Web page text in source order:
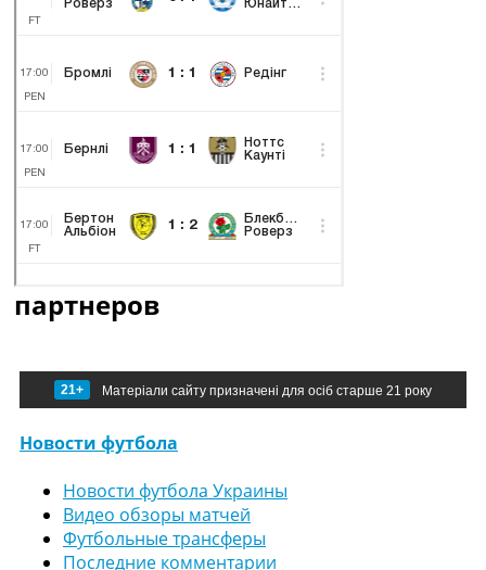
партнеров
21+ Матеріали сайту призначені для осіб старше 21 року
Новости футбола
Новости футбола Украины
Видео обзоры матчей
Футбольные трансферы
Последние комментарии